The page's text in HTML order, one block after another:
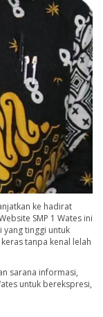
ke hadirat
SMP 1 Wates ini
tinggi untuk
tanpa kenal lelah
sarana informasi,
untuk berekspresi,